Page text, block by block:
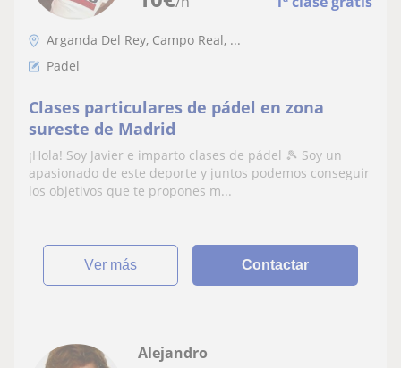
Arganda Del Rey, Campo Real, ...
Padel
Clases particulares de pádel en zona
sureste de Madrid
¡Hola! Soy Javier e imparto clases de pádel 🎾 Soy un
apasionado de este deporte y juntos podemos conseguir
los objetivos que te propones m...
ver más Contactar
Alejandro